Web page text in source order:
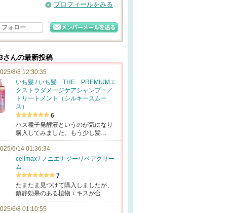
プロフィールをみる
フォロー
さんの最新投稿
8/8 12:30:35
いち髪 / いち髪 THE PREMIUMエ
クストラダメージケアシャンプー／
トリートメント（シルキースムー
ス）
6
ハス種子発酵液というのが気になり
購入してみました。もう少し髪…
6/14 01:36:34
celimax / ノニエナジーリペアクリー
ム
7
たまたま見つけて購入しましたが、
鎮静効果のある植物エキスが合…
6/8 01:10:55